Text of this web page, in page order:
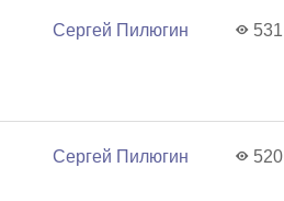
Сергей Пилюгин 531
Сергей Пилюгин 520